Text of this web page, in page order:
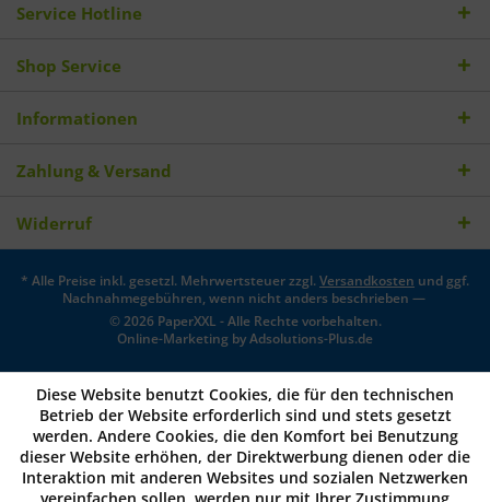
Service Hotline
Shop Service
Informationen
Zahlung & Versand
Widerruf
* Alle Preise inkl. gesetzl. Mehrwertsteuer zzgl.Versandkosten und ggf.
Nachnahmegebühren, wenn nicht anders beschrieben —
© 2026 PaperXXL - Alle Rechte vorbehalten.
Online-Marketing byAdsolutions-Plus.de
Diese Website benutzt Cookies, die für den technischen
Betrieb der Website erforderlich sind und stets gesetzt
werden. Andere Cookies, die den Komfort bei Benutzung
dieser Website erhöhen, der Direktwerbung dienen oder die
Interaktion mit anderen Websites und sozialen Netzwerken